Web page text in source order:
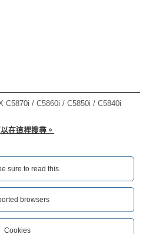
C5870i / C5860i / C5850i / C5840i
在這裡搜尋。
sure to read this.‎
browsers
Cookies